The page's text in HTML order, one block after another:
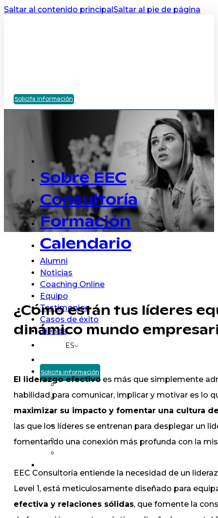
Saltar al contenido principalSaltar al pie de página
Solicita información
Sobre EEC
Consultoría
Formación
Calendario
Alumni
Noticias
Coaching Online
Equipo
Testimonios
Casos de éxito
Tienda
ES
Solicita información
¿Cómo están tus líderes
dinámico mundo
El liderazgo efectivo es más que simplemente
habilidad para comunicar, implicar y motivar es lo
maximizar su impacto y fomentar una cultura
las que los líderes se entrenan para desplegar un
fomentando una conexión más profunda con la
EEC Consultoría entiende la necesidad de un
Level 1, está meticulosamente diseñado para
efectiva y relaciones sólidas, que fomente la